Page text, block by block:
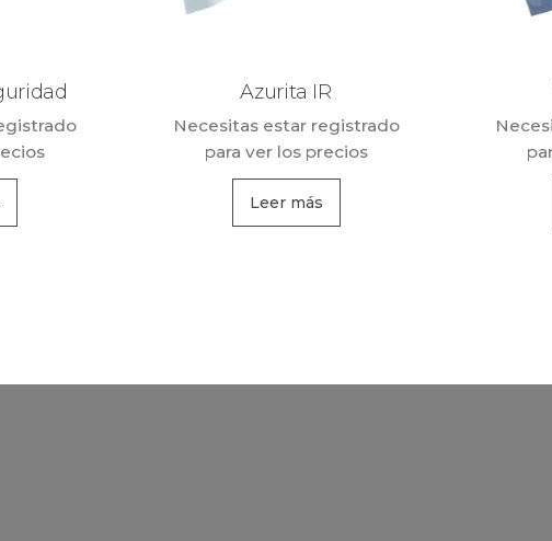
Azurita IR
Necesitas estar registrado
para ver los precios
Leer más